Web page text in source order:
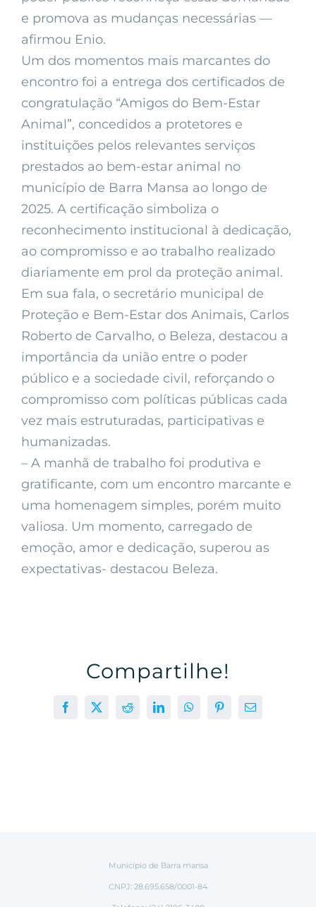
e promova as mudanças necessárias —
afirmou Enio.
Um dos momentos mais marcantes do
encontro foi a entrega dos certificados de
congratulação “Amigos do Bem-Estar
Animal”, concedidos a protetores e
instituições pelos relevantes serviços
prestados ao bem-estar animal no
município de Barra Mansa ao longo de
2025. A certificação simboliza o
reconhecimento institucional à dedicação,
ao compromisso e ao trabalho realizado
diariamente em prol da proteção animal.
Em sua fala, o secretário municipal de
Proteção e Bem-Estar dos Animais, Carlos
Roberto de Carvalho, o Beleza, destacou a
importância da união entre o poder
público e a sociedade civil, reforçando o
compromisso com políticas públicas cada
vez mais estruturadas, participativas e
humanizadas.
– A manhã de trabalho foi produtiva e
gratificante, com um encontro marcante e
uma homenagem simples, porém muito
valiosa. Um momento, carregado de
emoção, amor e dedicação, superou as
expectativas- destacou Beleza.
Compartilhe!
Facebook
X RedditLinkedInWhatsAppPinterest
E-
Município de Barra mansa
CNPJ: 28.695.658/0001-84